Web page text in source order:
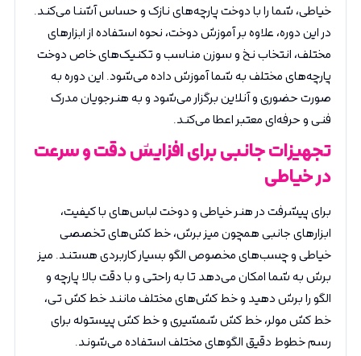
خیاطی، شما را با دوخت پارچه‌های نازک و حساس آشنا می‌کند.
در این دوره، علاوه بر آموزش دوخت، نحوه استفاده از ابزارهای
مختلف، انتخاب نخ و سوزن مناسب و تکنیک‌های خاص دوخت
پارچه‌های مختلف به شما آموزش داده می‌شود. این دوره به
صورت حضوری و آنلاین برگزار می‌شود و به هنرجویان مدرک
فنی و حرفه‌ای معتبر اعطا می‌کند.
تجهیزات جانبی برای افزایش دقت و سرعت
در خیاطی
برای پیشرفت در هنر خیاطی و دوخت لباس‌های با کیفیت،
ابزارهای جانبی همچون میز برش، خط کش‌های تخصصی
خیاطی و چسب‌های مخصوص الگو بسیار کاربردی هستند. میز
برش به شما امکان می‌دهد تا به راحتی و با دقت بالا پارچه و
الگو را برش دهید و خط کش‌های مختلف مانند خط کش تی،
خط کش مولر، خط کش شمشیری و خط کش پیستوله برای
رسم خطوط دقیق الگوهای مختلف استفاده می‌شوند.